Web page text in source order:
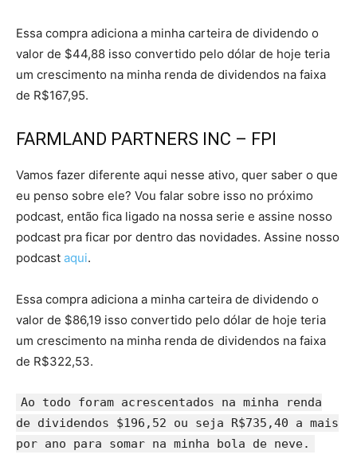
Essa compra adiciona a minha carteira de dividendo o
valor de $44,88 isso convertido pelo dólar de hoje teria
um crescimento na minha renda de dividendos na faixa
de R$167,95.
FARMLAND PARTNERS INC – FPI
Vamos fazer diferente aqui nesse ativo, quer saber o que
eu penso sobre ele? Vou falar sobre isso no próximo
podcast, então fica ligado na nossa serie e assine nosso
podcast pra ficar por dentro das novidades. Assine nosso
podcast aqui.
Essa compra adiciona a minha carteira de dividendo o
valor de $86,19 isso convertido pelo dólar de hoje teria
um crescimento na minha renda de dividendos na faixa
de R$322,53.
Ao todo foram acrescentados na minha renda
de dividendos $196,52 ou seja R$735,40 a mais
por ano para somar na minha bola de neve.